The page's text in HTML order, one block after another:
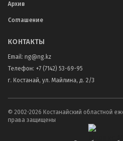
Архив
Соглашение
КОНТАКТЫ
Email: ng@ng.kz
Телефон: +7 (7142) 53-69-95
г. Костанай, ул. Майлина, д. 2/3
© 2002-2026 Костанайский областной
права защищены